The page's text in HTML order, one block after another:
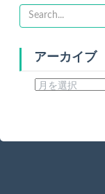
アーカイブ
ブ